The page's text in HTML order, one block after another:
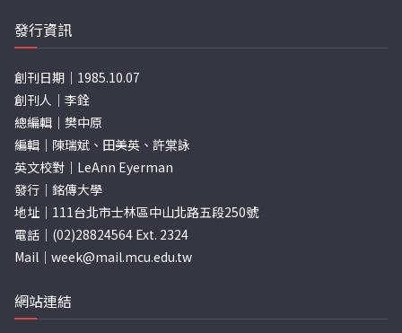
發行資訊
創刊日期｜1985.10.07
創刊人｜李銓
總編輯｜樊中原
編輯｜陳瑞斌、田美英、許棠詠
英文校對｜LeAnn Eyerman
發行｜銘傳大學
地址｜111台北市士林區中山北路五段250號
電話｜(02)28824564 Ext. 2324
Mail｜ week@mail.mcu.edu.tw
網站連結